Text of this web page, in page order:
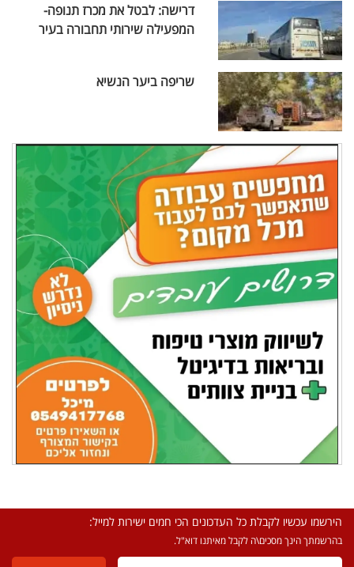
דרישה: לבטל את מכרז תנופה-
המפעילה שירותי תחבורה בעיר
שריפה ביער הנשיא
הירשמו עכשיו לקבלת כל העדכונים הכי חמים ישירות למייל:
בהרשמתך הינך מסכים\ה לקבל מאיתנו דוא"ל.